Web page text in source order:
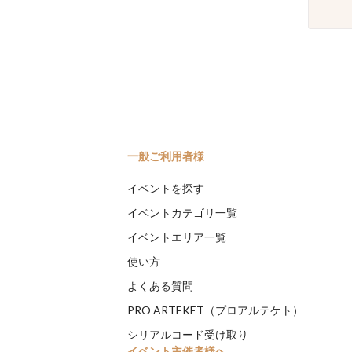
一般ご利用者様
イベントを探す
イベントカテゴリ一覧
イベントエリア一覧
使い方
よくある質問
PRO ARTEKET（プロアルテケト）
シリアルコード受け取り